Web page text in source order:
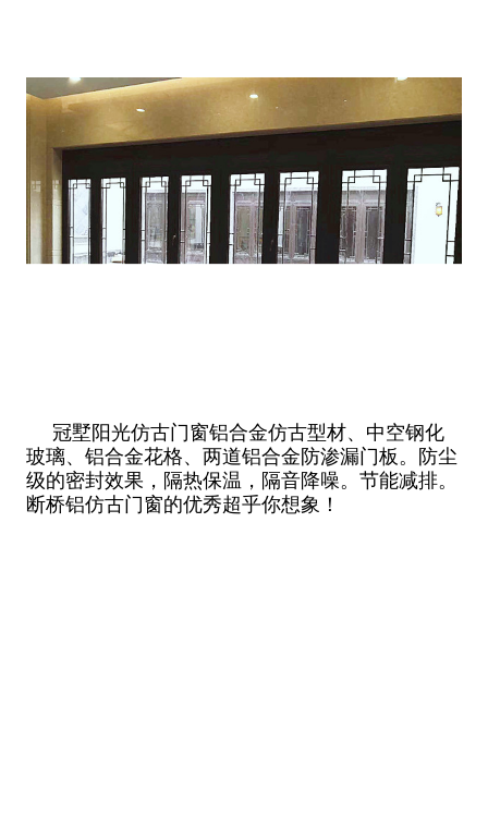
冠墅阳光仿古门窗铝合金仿古型材、中空钢化
玻璃、铝合金花格、两道铝合金防渗漏门板。防尘
级的密封效果，隔热保温，隔音降噪。节能减排。
断桥铝仿古门窗的优秀超乎你想象！